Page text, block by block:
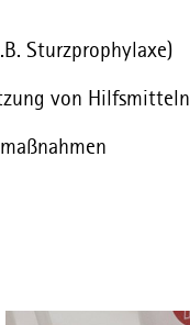
Sturzprophylaxe)
von Hilfsmitteln